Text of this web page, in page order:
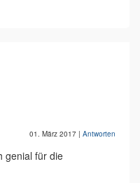
01. März 2017 | Antworten
genial für die